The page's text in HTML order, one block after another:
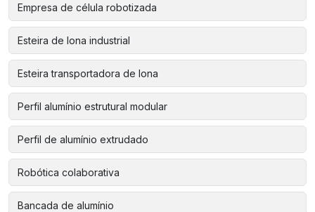
Empresa de célula robotizada
Esteira de lona industrial
Esteira transportadora de lona
Perfil alumínio estrutural modular
Perfil de alumínio extrudado
Robótica colaborativa
Bancada de alumínio